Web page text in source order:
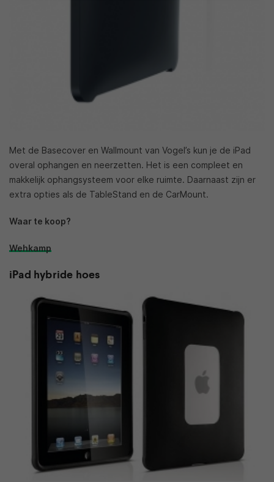
Met de Basecover en Wallmount van Vogel’s kun je de iPad
overal ophangen en neerzetten. Het is een compleet en
makkelijk ophangsysteem voor elke ruimte. Daarnaast zijn er
extra opties als de TableStand en de CarMount.
Waar te koop?
Wehkamp
iPad hybride hoes